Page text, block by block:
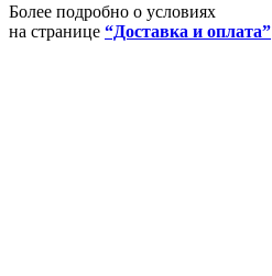
Более подробно о условиях
на странице “Доставка и оплата”